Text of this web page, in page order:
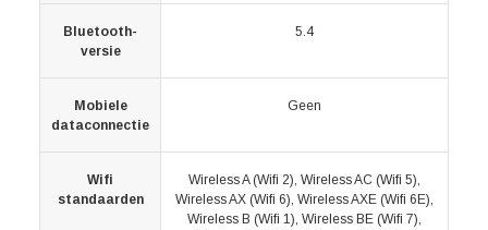
Bluetooth-
versie
5.4
Mobiele
dataconnectie
Geen
Wifi
standaarden
Wireless A (Wifi 2), Wireless AC (Wifi 5),
Wireless AX (Wifi 6), Wireless AXE (Wifi 6E),
Wireless B (Wifi 1), Wireless BE (Wifi 7),